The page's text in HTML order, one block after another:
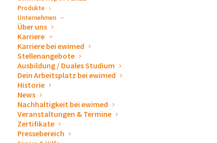
Produkte
Unternehmen
Über uns
Karriere
Karriere bei ewimed
Stellenangebote
Ausbildung / Duales Studium
Dein Arbeitsplatz bei ewimed
Historie
News
Nachhaltigkeit bei ewimed
Veranstaltungen & Termine
Zertifikate
Pressebereich
DETAILS
Datum:
1. April 2023
Zeit:
8:00 - 12:30CEST
Veranstaltungskategori
en:
Deutschland,Österreich
Veranstaltung-Tags:
Pneumologie